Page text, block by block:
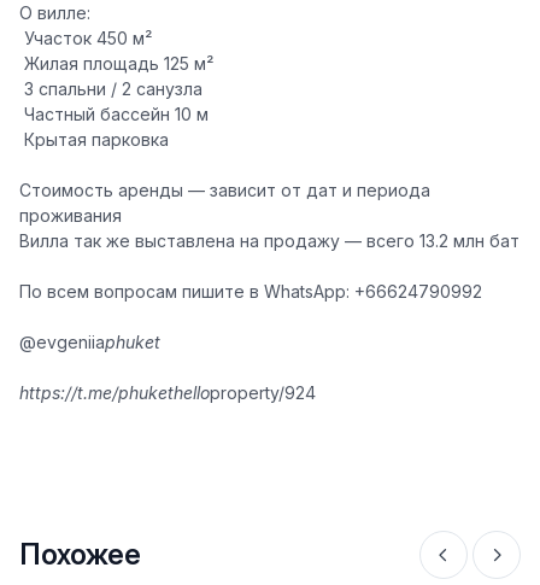
О вилле:
️ Участок 450 м²
️ Жилая площадь 125 м²
️ 3 спальни / 2 санузла
️ Частный бассейн 10 м ‍️
️ Крытая парковка
Стоимость аренды — зависит от дат и периода
проживания
Вилла так же выставлена на продажу — всего 13.2 млн бат
По всем вопросам пишите в WhatsApp: +66624790992
@evgeniiaphuket
https://t.me/phukethelloproperty/924
Похожее